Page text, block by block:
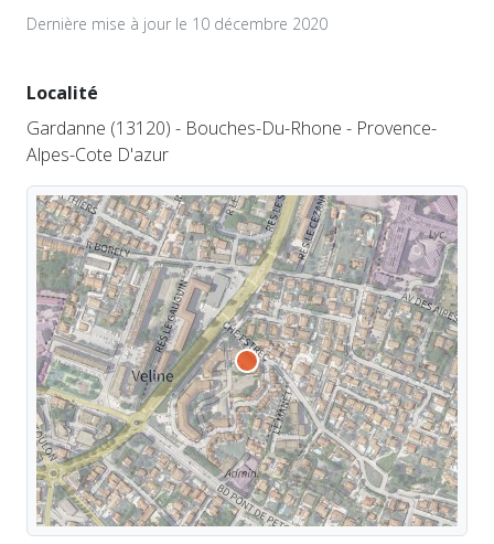
Dernière mise à jour le 10 décembre 2020
Localité
Gardanne (13120) - Bouches-Du-Rhone - Provence-
Alpes-Cote D'azur